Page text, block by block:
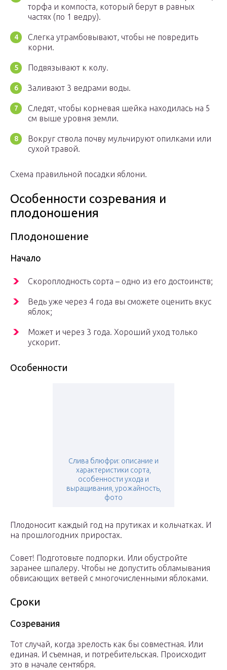
торфа и компоста, который берут в равных
частях (по 1 ведру).
Слегка утрамбовывают, чтобы не повредить
корни.
Подвязывают к колу.
Заливают 3 ведрами воды.
Следят, чтобы корневая шейка находилась на 5
см выше уровня земли.
Вокруг ствола почву мульчируют опилками или
сухой травой.
Схема правильной посадки яблони.
Особенности созревания и
плодоношения
Плодоношение
Начало
Скороплодность сорта – одно из его достоинств;
Ведь уже через 4 года вы сможете оценить вкус
яблок;
Может и через 3 года. Хороший уход только
ускорит.
Особенности
Слива блюфри: описание и
характеристики сорта,
особенности ухода и
выращивания, урожайность,
фото
Плодоносит каждый год на прутиках и кольчатках. И
на прошлогодних приростах.
Совет! Подготовьте подпорки. Или обустройте
заранее шпалеру. Чтобы не допустить обламывания
обвисающих ветвей с многочисленными яблоками.
Сроки
Созревания
Тот случай, когда зрелость как бы совместная. Или
единая. И съемная, и потребительская. Происходит
это в начале сентября.